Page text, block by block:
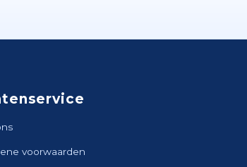
voorwaarden